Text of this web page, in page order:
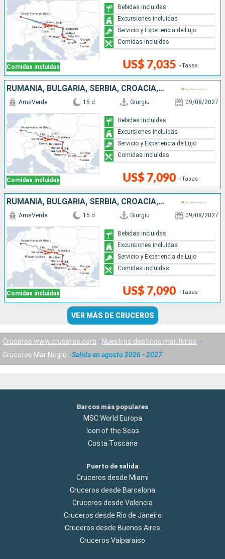
Comidas incluidas US$ 7,035 +Tasas
Bebidas incluidas
Excursiones incluidas
Servicio y Experiencia de Lujo
Comidas incluidas
RUMANIA, BULGARIA, SERBIA, CROACIA, HUNGRÍA, ESLOVAQUIA, AUSTRIA, ALEMANIA
Comidas incluidas
AmaVerde 15 d Giurgiu 09/08/2027
US$ 7,090 +Tasas
Bebidas incluidas
Excursiones incluidas
Servicio y Experiencia de Lujo
Comidas incluidas
RUMANIA, BULGARIA, SERBIA, CROACIA, HUNGRÍA, ESLOVAQUIA, AUSTRIA, ALEMANIA
Comidas incluidas
AmaVerde 15 d Giurgiu 09/08/2027
US$ 7,090 +Tasas
Bebidas incluidas
Excursiones incluidas
Servicio y Experiencia de Lujo
Comidas incluidas
VER MÁS DE CRUCEROS
Cruceros www.cruceros.com
Nuestros destinos marítimos
Cruceros Mar Negro
Salida en agosto 2026 - 2027
Barcos más populares
MSC World Europa
Icon of the Seas
Costa Toscana
Puerto de salida
Cruceros desde Miami
Cruceros desde Barcelona
Cruceros desde Valencia
Cruceros desde Rio de Janeiro
Cruceros desde Buenos Aires
Cruceros Valparaiso